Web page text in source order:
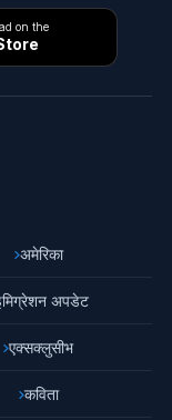
on the
अमेरिका
अपडेट
एक्सक्लुसीभ
कविता